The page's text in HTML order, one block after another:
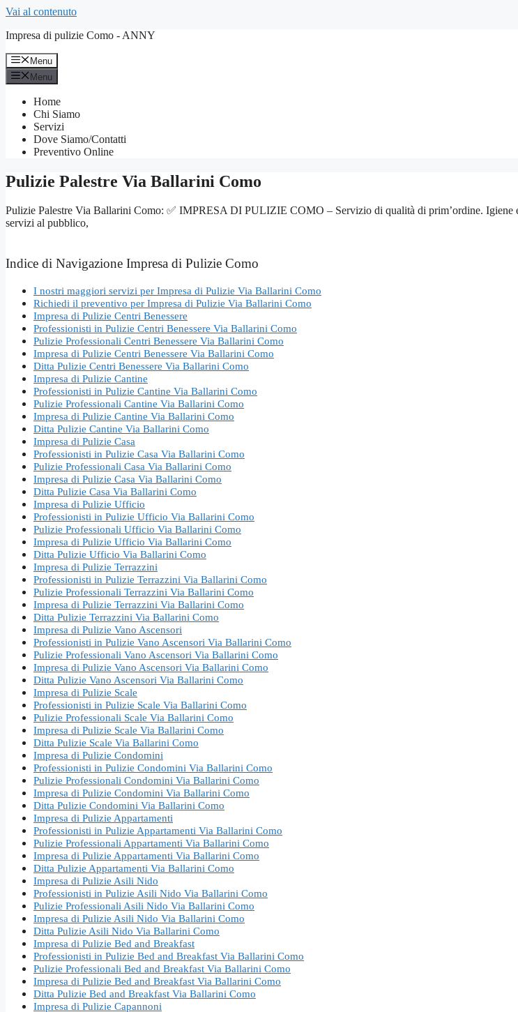
Vai al contenuto
Impresa di pulizie Como - ANNY
Menu
Menu
Home
Chi Siamo
Servizi
Dove Siamo/Contatti
Preventivo Online
Pulizie Palestre Via Ballarini Como
Pulizie Palestre Via Ballarini Como: ✅ IMPRESA DI PULIZIE COMO – Servizio di qualità di prim’ordine. Igiene
servizi al pubblico,
Indice di Navigazione Impresa di Pulizie Como
I nostri maggiori servizi per Impresa di Pulizie Via Ballarini Como
Richiedi il preventivo per Impresa di Pulizie Via Ballarini Como
Impresa di Pulizie Centri Benessere
Professionisti in Pulizie Centri Benessere Via Ballarini Como
Pulizie Professionali Centri Benessere Via Ballarini Como
Impresa di Pulizie Centri Benessere Via Ballarini Como
Ditta Pulizie Centri Benessere Via Ballarini Como
Impresa di Pulizie Cantine
Professionisti in Pulizie Cantine Via Ballarini Como
Pulizie Professionali Cantine Via Ballarini Como
Impresa di Pulizie Cantine Via Ballarini Como
Ditta Pulizie Cantine Via Ballarini Como
Impresa di Pulizie Casa
Professionisti in Pulizie Casa Via Ballarini Como
Pulizie Professionali Casa Via Ballarini Como
Impresa di Pulizie Casa Via Ballarini Como
Ditta Pulizie Casa Via Ballarini Como
Impresa di Pulizie Ufficio
Professionisti in Pulizie Ufficio Via Ballarini Como
Pulizie Professionali Ufficio Via Ballarini Como
Impresa di Pulizie Ufficio Via Ballarini Como
Ditta Pulizie Ufficio Via Ballarini Como
Impresa di Pulizie Terrazzini
Professionisti in Pulizie Terrazzini Via Ballarini Como
Pulizie Professionali Terrazzini Via Ballarini Como
Impresa di Pulizie Terrazzini Via Ballarini Como
Ditta Pulizie Terrazzini Via Ballarini Como
Impresa di Pulizie Vano Ascensori
Professionisti in Pulizie Vano Ascensori Via Ballarini Como
Pulizie Professionali Vano Ascensori Via Ballarini Como
Impresa di Pulizie Vano Ascensori Via Ballarini Como
Ditta Pulizie Vano Ascensori Via Ballarini Como
Impresa di Pulizie Scale
Professionisti in Pulizie Scale Via Ballarini Como
Pulizie Professionali Scale Via Ballarini Como
Impresa di Pulizie Scale Via Ballarini Como
Ditta Pulizie Scale Via Ballarini Como
Impresa di Pulizie Condomini
Professionisti in Pulizie Condomini Via Ballarini Como
Pulizie Professionali Condomini Via Ballarini Como
Impresa di Pulizie Condomini Via Ballarini Como
Ditta Pulizie Condomini Via Ballarini Como
Impresa di Pulizie Appartamenti
Professionisti in Pulizie Appartamenti Via Ballarini Como
Pulizie Professionali Appartamenti Via Ballarini Como
Impresa di Pulizie Appartamenti Via Ballarini Como
Ditta Pulizie Appartamenti Via Ballarini Como
Impresa di Pulizie Asili Nido
Professionisti in Pulizie Asili Nido Via Ballarini Como
Pulizie Professionali Asili Nido Via Ballarini Como
Impresa di Pulizie Asili Nido Via Ballarini Como
Ditta Pulizie Asili Nido Via Ballarini Como
Impresa di Pulizie Bed and Breakfast
Professionisti in Pulizie Bed and Breakfast Via Ballarini Como
Pulizie Professionali Bed and Breakfast Via Ballarini Como
Impresa di Pulizie Bed and Breakfast Via Ballarini Como
Ditta Pulizie Bed and Breakfast Via Ballarini Como
Impresa di Pulizie Capannoni